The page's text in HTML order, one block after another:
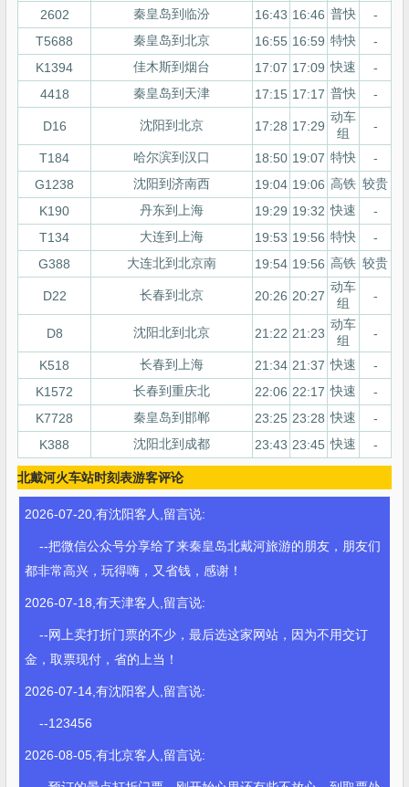
2602 秦皇岛到临汾 16:43 16:46 普快
-
T5688
秦皇岛到北京 16:55 16:59 特快
-
K1394
佳木斯到烟台 17:07 17:09 快速
-
4418
秦皇岛到天津 17:15 17:17 普快 -
D16 沈阳到北京 17:28 17:29
动车
组
-
T184 哈尔滨到汉口 18:50 19:07 特快
-
G1238
沈阳到济南西 19:04 19:06 高铁 较贵
K190
丹东到上海 19:29 19:32 快速
-
T134
大连到上海 19:53 19:56 特快
-
G388
大连北到北京南 19:54 19:56 高铁 较贵
D22 长春到北京 20:26 20:27
动车
组
-
D8 沈阳北到北京 21:22 21:23
动车
组
-
K518 长春到上海 21:34 21:37 快速
-
K1572
长春到重庆北 22:06 22:17 快速
-
K7728
秦皇岛到邯郸 23:25 23:28 快速
-
K388
沈阳北到成都 23:43 23:45 快速 -
北戴河火车站时刻表游客评论
2026-07-20,有沈阳客人,留言说:
--把微信公众号分享给了来秦皇岛北戴河旅游的朋友，朋友们
都非常高兴，玩得嗨，又省钱，感谢！
2026-07-18,有天津客人,留言说:
--网上卖打折门票的不少，最后选这家网站，因为不用交订
金，取票现付，省的上当！
2026-07-14,有沈阳客人,留言说:
--123456
2026-08-05,有北京客人,留言说: